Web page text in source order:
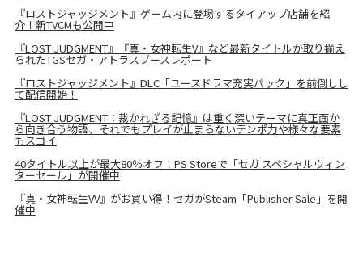
『ロストジャッジメント』ゲーム内に登場するタイアップ店舗を紹
介！新TVCMも公開中
『LOST JUDGMENT』『真・女神転生V』など最新タイトルが取り揃え
られたTGSセガ・アトラスブースレポート
『ロストジャッジメント』DLC「ユースドラマ充実パック」を前倒しし
て配信開始！
『LOST JUDGMENT：裁かれざる記憶』は重く深いテーマに真正面か
ら向き合う物語、それでもプレイが止まらないテンポ力や様々な要素
もスゴイ
40タイトル以上が最大80％オフ！PS Storeで「セガ スペシャルウィン
ターセール」が開催中
『真・女神転生VV』がお買い得！セガがSteam「Publisher Sale」を開
催中